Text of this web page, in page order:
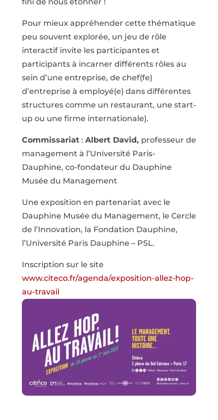
Pour mieux appréhender cette thématique
peu souvent explorée, un jeu de rôle
interactif invite les participantes et
participants à incarner différents rôles au
sein d’une entreprise, de chef(fe)
d’entreprise à employé(e) dans différentes
structures comme un restaurant, une start-
up ou une firme internationale).
Commissariat: Albert David, professeur de
management à l’Université Paris-
Dauphine, co-fondateur du Dauphine
Musée du Management
Une exposition en partenariat avec le
Dauphine Musée du Management, le Cercle
de l’Innovation, la Fondation Dauphine,
l’Université Paris Dauphine – PSL.
Inscription sur le site
www.citeco.fr/agenda/exposition-allez-hop-
au-travail